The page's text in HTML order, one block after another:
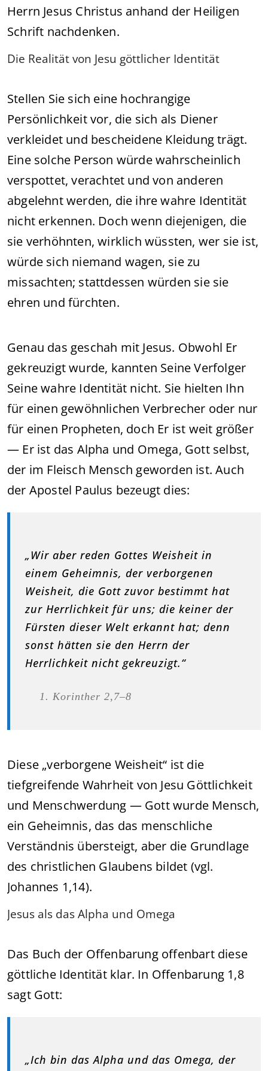
Herrn Jesus Christus anhand der Heiligen
Schrift nachdenken.
Die Realität von Jesu göttlicher Identität
Stellen Sie sich eine hochrangige
Persönlichkeit vor, die sich als Diener
verkleidet und bescheidene Kleidung trägt.
Eine solche Person würde wahrscheinlich
verspottet, verachtet und von anderen
abgelehnt werden, die ihre wahre Identität
nicht erkennen. Doch wenn diejenigen, die
sie verhöhnten, wirklich wüssten, wer sie ist,
würde sich niemand wagen, sie zu
missachten; stattdessen würden sie sie
ehren und fürchten.
Genau das geschah mit Jesus. Obwohl Er
gekreuzigt wurde, kannten Seine Verfolger
Seine wahre Identität nicht. Sie hielten Ihn
für einen gewöhnlichen Verbrecher oder nur
für einen Propheten, doch Er ist weit größer
— Er ist das Alpha und Omega, Gott selbst,
der im Fleisch Mensch geworden ist. Auch
der Apostel Paulus bezeugt dies:
„Wir aber reden Gottes Weisheit in
einem Geheimnis, der verborgenen
Weisheit, die Gott zuvor bestimmt hat
zur Herrlichkeit für uns; die keiner der
Fürsten dieser Welt erkannt hat; denn
sonst hätten sie den Herrn der
Herrlichkeit nicht gekreuzigt.“
Korinther 2,7–8
Diese „verborgene Weisheit“ ist die
tiefgreifende Wahrheit von Jesu Göttlichkeit
und Menschwerdung — Gott wurde Mensch,
ein Geheimnis, das das menschliche
Verständnis übersteigt, aber die Grundlage
des christlichen Glaubens bildet (vgl.
Johannes 1,14).
Jesus als das Alpha und Omega
Das Buch der Offenbarung offenbart diese
göttliche Identität klar. In Offenbarung 1,8
sagt Gott:
„Ich bin das Alpha und das Omega, der